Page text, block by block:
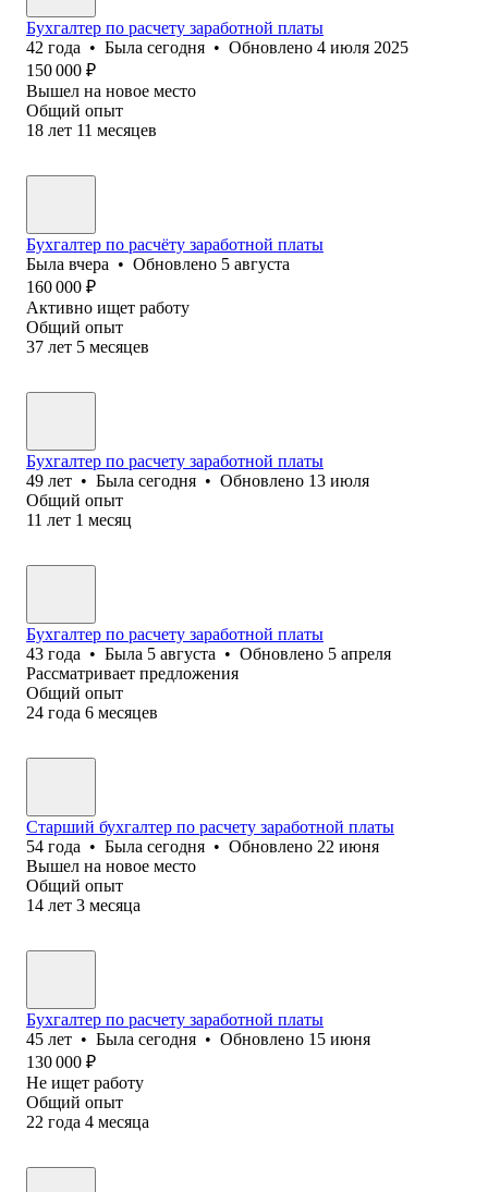
Бухгалтер по расчету заработной платы
42 года • Была сегодня • Обновлено 4 июля 2025
150 000 ₽
Вышел на новое место
Общий опыт
18 лет 11 месяцев
Бухгалтер по расчёту заработной платы
Была вчера • Обновлено 5 августа
160 000 ₽
Активно ищет работу
Общий опыт
37 лет 5 месяцев
Бухгалтер по расчету заработной платы
49 лет • Была сегодня • Обновлено 13 июля
Общий опыт
11 лет 1 месяц
Бухгалтер по расчету заработной платы
43 года • Была 5 августа • Обновлено 5 апреля
Рассматривает предложения
Общий опыт
24 года 6 месяцев
Старший бухгалтер по расчету заработной платы
54 года • Была сегодня • Обновлено 22 июня
Вышел на новое место
Общий опыт
14 лет 3 месяца
Бухгалтер по расчету заработной платы
45 лет • Была сегодня • Обновлено 15 июня
130 000 ₽
Не ищет работу
Общий опыт
22 года 4 месяца